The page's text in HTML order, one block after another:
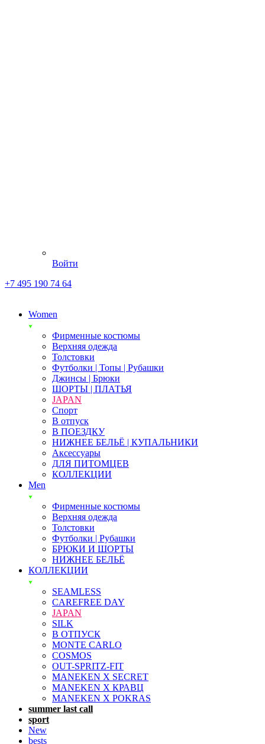
Войти
+7 495 190 74 64
Women
Фирменные костюмы
Верхняя одежда
Толстовки
Футболки | Топы | Рубашки
Джинсы | Брюки
ШОРТЫ | ПЛАТЬЯ
JAPAN
Спорт
В отпуск
В ПОЕЗДКУ
НИЖНЕЕ БЕЛЬЁ | КУПАЛЬНИКИ
Аксессуары
ДЛЯ ПИТОМЦЕВ
КОЛЛЕКЦИИ
Men
Фирменные костюмы
Верхняя одежда
Толстовки
Футболки | Рубашки
БРЮКИ И ШОРТЫ
НИЖНЕЕ БЕЛЬЁ
КОЛЛЕКЦИИ
SEAMLESS
CAREFREE DAY
JAPAN
SILK
В ОТПУСК
MONTE CARLO
COSMOS
OUT-SPRITZ-FIT
MANEKEN X SECRET
MANEKEN X КРАВЦ
MANEKEN X POKRAS
summer last call
sport
New
bests